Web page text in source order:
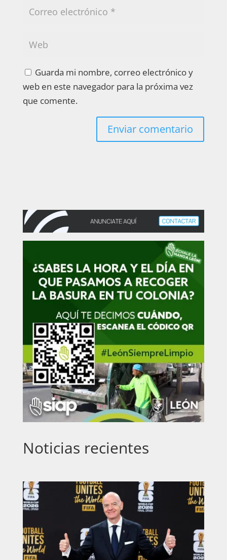
Guarda mi nombre, correo electrónico y
web en este navegador para la próxima vez
que comente.
Noticias recientes